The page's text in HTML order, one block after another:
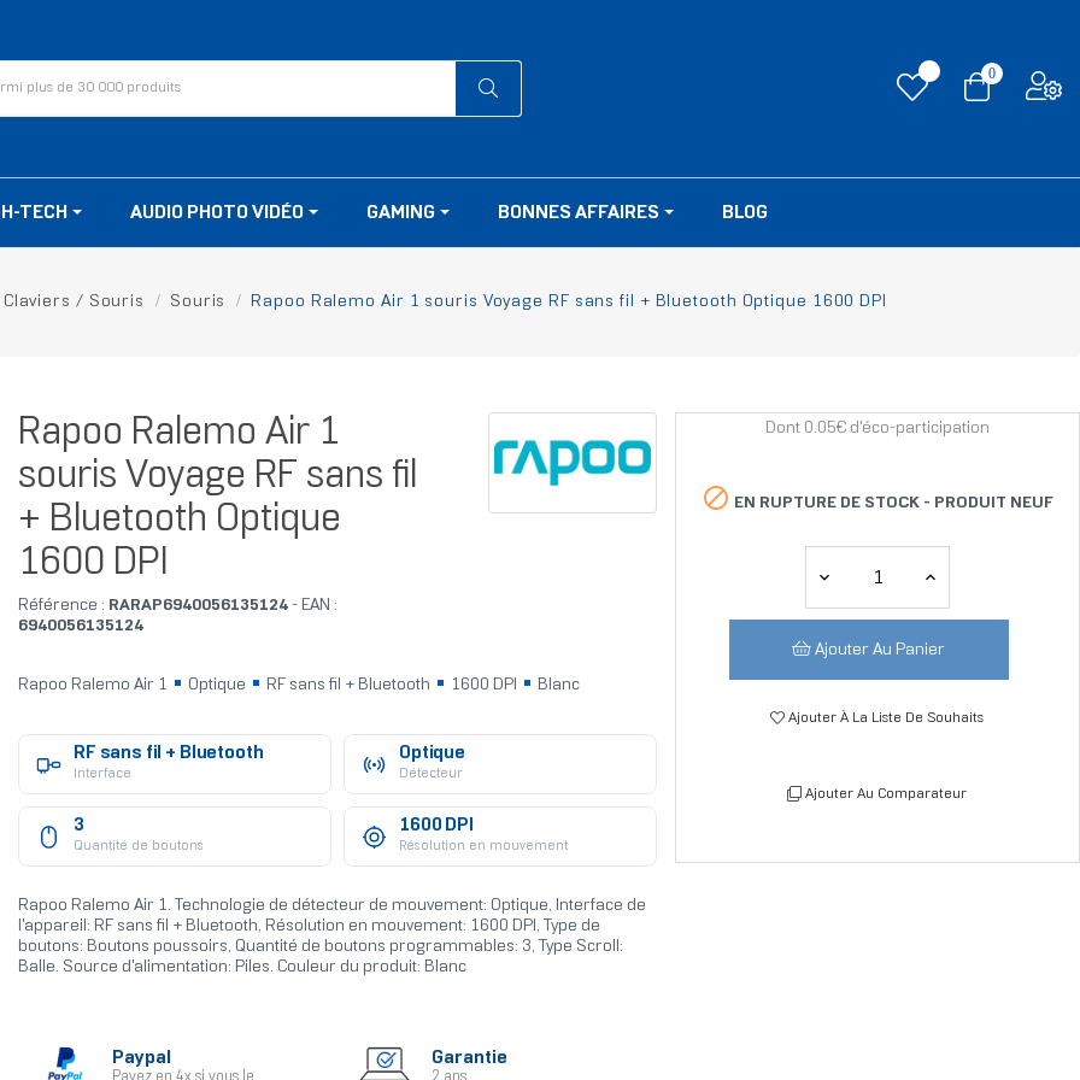
0
TECH AUDIO PHOTO VIDÉO GAMING BONNES AFFAIRES BLOG
Claviers / Souris Souris Rapoo Ralemo Air 1 souris Voyage RF sans fil + Bluetooth Optique 1600 DPI
Rapoo Ralemo Air 1
souris Voyage RF sans fil
+ Bluetooth Optique
1600 DPI
Référence : RARAP6940056135124- EAN :
6940056135124
Rapoo Ralemo Air 1 Optique RF sans fil + Bluetooth 1600 DPI Blanc
RF sans fil + Bluetooth
Interface
Optique
Détecteur
3
Quantité de boutons
1600 DPI
Résolution en mouvement
Rapoo Ralemo Air 1. Technologie de détecteur de mouvement: Optique, Interface de
l'appareil: RF sans fil + Bluetooth, Résolution en mouvement: 1600 DPI, Type de
boutons: Boutons poussoirs, Quantité de boutons programmables: 3, Type Scroll:
Balle. Source d'alimentation: Piles. Couleur du produit: Blanc
Paypal Garantie
Dont 0.05€ d'éco-participation
 EN RUPTURE DE STOCK - PRODUIT NEUF
Ajouter Au Panier
Ajouter À La Liste De Souhaits
Ajouter Au Comparateur